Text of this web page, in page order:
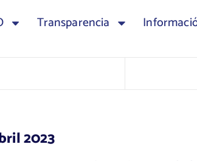
Transparencia
2023